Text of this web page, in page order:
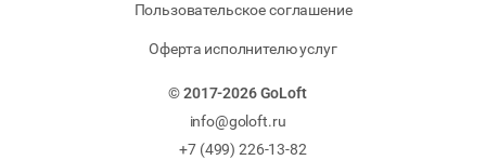
Пользовательское соглашение
Оферта исполнителю услуг
© 2017-2026 GoLoft
info@goloft.ru
+7 (499) 226-13-82